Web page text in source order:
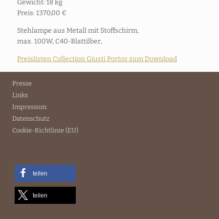
Gewicht: 18 kg
Preis: 1370,00 €
Stehlampe aus Metall mit Stoffschirm,
max. 100W, C40-Blattilber,
Preislisten Collection Giusti Portos zum Download
Presse
Links
Impressum
Datenschutz
Cookie-Richtlinie (EU)
teilen
teilen